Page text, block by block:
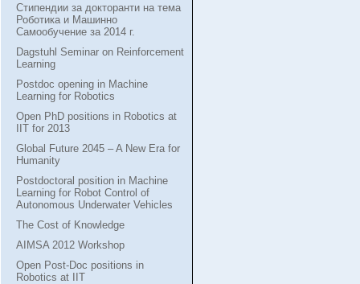
Стипендии за докторанти на тема
Роботика и Машинно
Самообучение за 2014 г.
Dagstuhl Seminar on Reinforcement
Learning
Postdoc opening in Machine
Learning for Robotics
Open PhD positions in Robotics at
IIT for 2013
Global Future 2045 – A New Era for
Humanity
Postdoctoral position in Machine
Learning for Robot Control of
Autonomous Underwater Vehicles
The Cost of Knowledge
AIMSA 2012 Workshop
Open Post-Doc positions in
Robotics at IIT